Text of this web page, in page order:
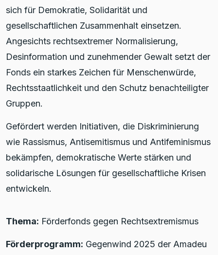
sich für Demokratie, Solidarität und
gesellschaftlichen Zusammenhalt einsetzen.
Angesichts rechtsextremer Normalisierung,
Desinformation und zunehmender Gewalt setzt der
Fonds ein starkes Zeichen für Menschenwürde,
Rechtsstaatlichkeit und den Schutz benachteiligter
Gruppen.
Gefördert werden Initiativen, die Diskriminierung
wie Rassismus, Antisemitismus und Antifeminismus
bekämpfen, demokratische Werte stärken und
solidarische Lösungen für gesellschaftliche Krisen
entwickeln.
Thema: Förderfonds gegen Rechtsextremismus
Förderprogramm: Gegenwind 2025 der Amadeu